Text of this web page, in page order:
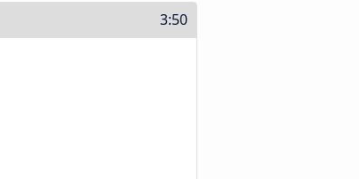
3:50